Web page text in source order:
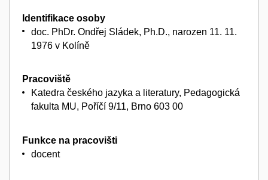
Identifikace osoby
doc. PhDr. Ondřej Sládek, Ph.D., narozen 11. 11.
1976 v Kolíně
Pracoviště
Katedra českého jazyka a literatury, Pedagogická
fakulta MU, Poříčí 9/11, Brno 603 00
Funkce na pracovišti
docent